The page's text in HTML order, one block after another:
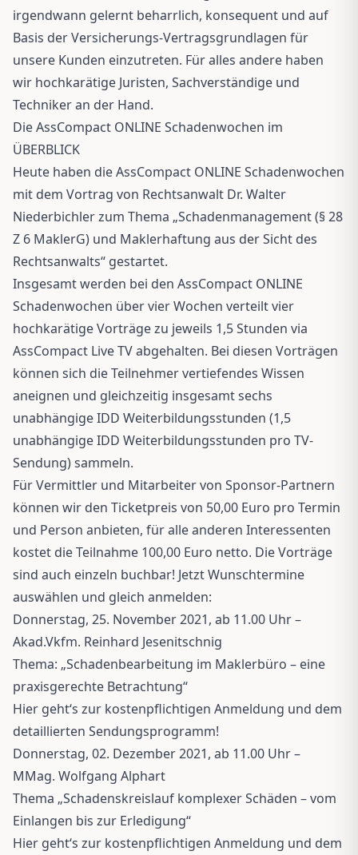
irgendwann gelernt beharrlich, konsequent und auf
Basis der Versicherungs-Vertragsgrundlagen für
unsere Kunden einzutreten. Für alles andere haben
wir hochkarätige Juristen, Sachverständige und
Techniker an der Hand.
Die AssCompact ONLINE Schadenwochen im
ÜBERBLICK
Heute haben die AssCompact ONLINE Schadenwochen
mit dem Vortrag von Rechtsanwalt Dr. Walter
Niederbichler zum Thema „Schadenmanagement (§ 28
Z 6 MaklerG) und Maklerhaftung aus der Sicht des
Rechtsanwalts“ gestartet.
Insgesamt werden bei den AssCompact ONLINE
Schadenwochen über vier Wochen verteilt vier
hochkarätige Vorträge zu jeweils 1,5 Stunden via
AssCompact Live TV abgehalten. Bei diesen Vorträgen
können sich die Teilnehmer vertiefendes Wissen
aneignen und gleichzeitig insgesamt sechs
unabhängige IDD Weiterbildungsstunden (1,5
unabhängige IDD Weiterbildungsstunden pro TV-
Sendung) sammeln.
Für Vermittler und Mitarbeiter von Sponsor-Partnern
können wir den Ticketpreis von 50,00 Euro pro Termin
und Person anbieten, für alle anderen Interessenten
kostet die Teilnahme 100,00 Euro netto. Die Vorträge
sind auch einzeln buchbar! Jetzt Wunschtermine
auswählen und gleich anmelden:
Donnerstag, 25. November 2021, ab 11.00 Uhr –
Akad.Vkfm. Reinhard Jesenitschnig
Thema: „Schadenbearbeitung im Maklerbüro – eine
praxisgerechte Betrachtung“
Hier geht‘s zur kostenpflichtigen Anmeldung und dem
detaillierten Sendungsprogramm!
Donnerstag, 02. Dezember 2021, ab 11.00 Uhr –
MMag. Wolfgang Alphart
Thema „Schadenskreislauf komplexer Schäden – vom
Einlangen bis zur Erledigung“
Hier geht‘s zur kostenpflichtigen Anmeldung und dem